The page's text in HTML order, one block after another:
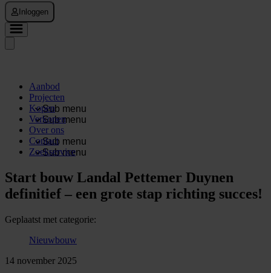
Inloggen
Aanbod
Projecten
Sub menu
Kopen
Sub menu
Verkopen
Over ons
Sub menu
Contact
Sub menu
Zoekservice
Start bouw Landal Pettemer Duynen
definitief – een grote stap richting succes!
Geplaatst met categorie:
Nieuwbouw
14 november 2025